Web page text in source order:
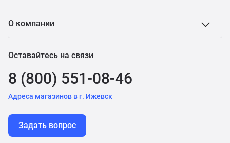
О компании
Оставайтесь на связи
8 (800) 551-08-46
Адреса магазинов в г. Ижевск
Задать вопрос